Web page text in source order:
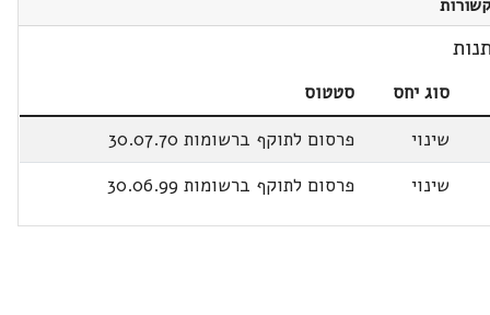
סוג יחס
סטטוס
שינוי
פרסום לתוקף ברשומות 30.07.70
שינוי
פרסום לתוקף ברשומות 30.06.99